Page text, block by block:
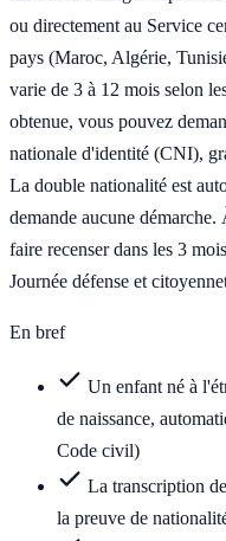
ou directement au Service
pays (Maroc, Algérie,
varie de 3 à 12 mois selon
obtenue, vous pouvez
nationale d'identité (CNI),
La double nationalité est
demande aucune
faire recenser dans les 3
Journée défense et
En bref
Un enfant né à
de naissance,
Code civil)
La transcription
la preuve de